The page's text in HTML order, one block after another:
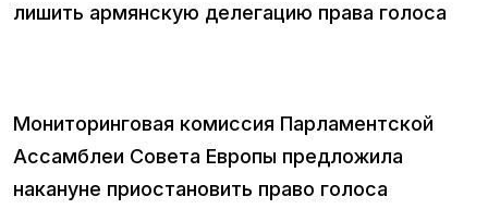
лишить армянскую делегацию права голоса
Мониторинговая комиссия Парламентской
Ассамблеи Совета Европы предложила
накануне приостановить право голоса